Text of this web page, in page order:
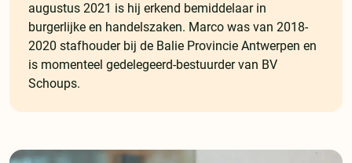
augustus 2021 is hij erkend bemiddelaar in
burgerlijke en handelszaken. Marco was van 2018-
2020 stafhouder bij de Balie Provincie Antwerpen en
is momenteel gedelegeerd-bestuurder van BV
Schoups.